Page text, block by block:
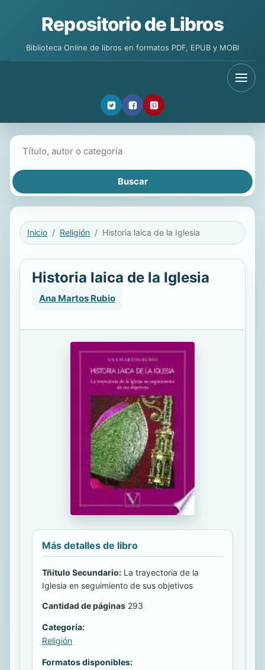
Repositorio de Libros
Biblioteca Online de libros en formatos PDF, EPUB y MOBI
Inicio Religión Historia laica de la Iglesia
Historia laica de la Iglesia
Ana Martos Rubio
Más detalles de libro
Tñitulo Secundario: La trayectoria de la
Iglesia en seguimiento de sus objetivos
Cantidad de páginas 293
Categoría:
Religión
Formatos disponibles: